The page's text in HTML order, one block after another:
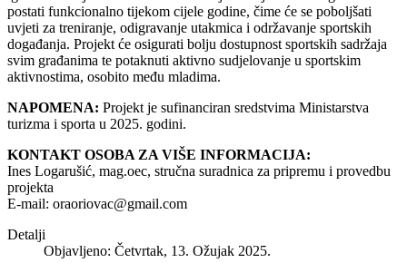
postati funkcionalno tijekom cijele godine, čime će se poboljšati
uvjeti za treniranje, odigravanje utakmica i održavanje sportskih
događanja. Projekt će osigurati bolju dostupnost sportskih sadržaja
svim građanima te potaknuti aktivno sudjelovanje u sportskim
aktivnostima, osobito među mladima.
NAPOMENA: Projekt je sufinanciran sredstvima Ministarstva
turizma i sporta u 2025. godini.
KONTAKT OSOBA ZA VIŠE INFORMACIJA:
Ines Logarušić, mag.oec, stručna suradnica za pripremu i provedbu
projekta
E-mail: oraoriovac@gmail.com
Detalji
Objavljeno: Četvrtak, 13. Ožujak 2025.